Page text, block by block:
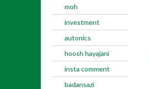
moh
investment
autonics
hoosh hayajani
insta comment
badansazi